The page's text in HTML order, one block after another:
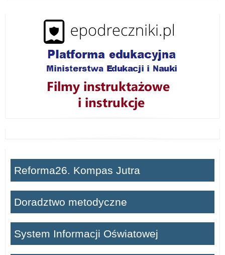
Reforma26. Kompas Jutra
Doradztwo metodyczne
System Informacji Oświatowej